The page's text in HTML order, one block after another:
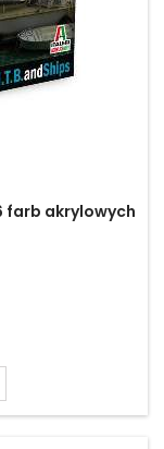
farb akrylowych